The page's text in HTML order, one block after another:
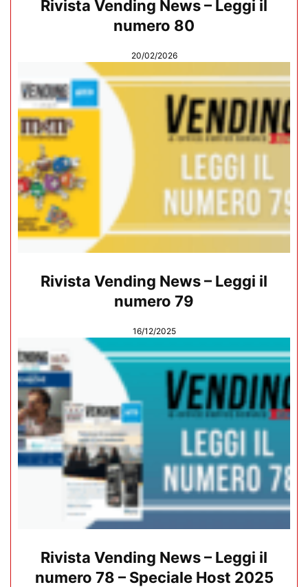
Rivista Vending News – Leggi il
numero 80
20/02/2026
Rivista Vending News – Leggi il
numero 79
16/12/2025
Rivista Vending News – Leggi il
numero 78 – Speciale Host 2025